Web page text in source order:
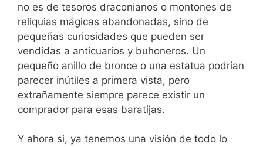
no es de tesoros draconianos o montones de
reliquias mágicas abandonadas, sino de
pequeñas curiosidades que pueden ser
vendidas a anticuarios y buhoneros. Un
pequeño anillo de bronce o una estatua podrían
parecer inútiles a primera vista, pero
extrañamente siempre parece existir un
comprador para esas baratijas.
Y ahora si, ya tenemos una visión de todo lo